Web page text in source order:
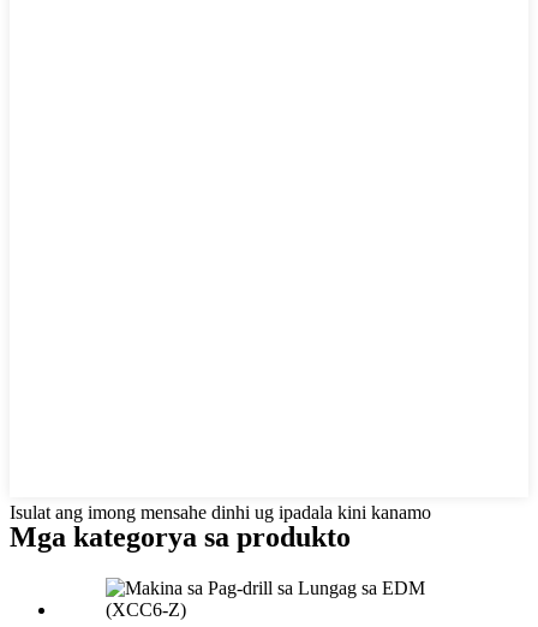
Isulat ang imong mensahe dinhi ug ipadala kini kanamo
Mga kategorya sa produkto